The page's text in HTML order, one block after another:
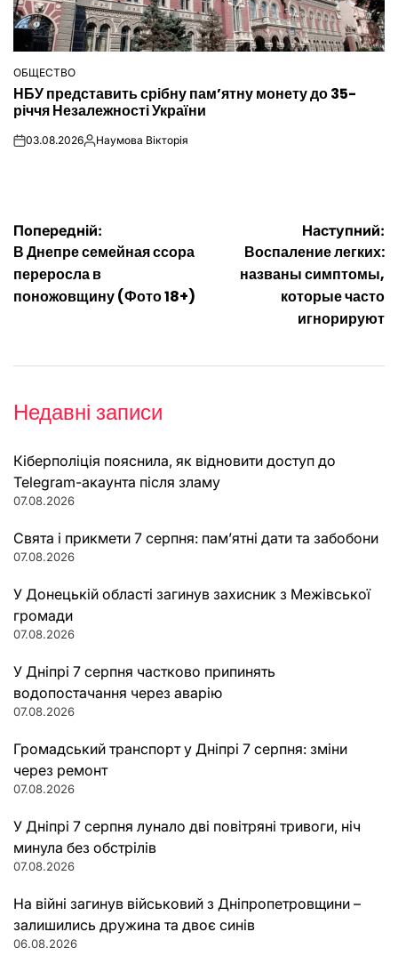
ОПУБЛІКУВАТИ
У
ОБЩЕСТВО
НБУ представить срібну пам’ятну монету до 35-
річчя Незалежності України
on03.08.2026Опубліковано
Наумова Вікторія
Навігація
записів
Попередній:
В Днепре семейная ссора
переросла в
поножовщину (Фото 18+)
Наступний:
Воспаление легких:
названы симптомы,
которые часто
игнорируют
Недавні записи
Кіберполіція пояснила, як відновити доступ до
Telegram-акаунта після зламу
07.08.2026
Свята і прикмети 7 серпня: пам’ятні дати та забобони
07.08.2026
У Донецькій області загинув захисник з Межівської
громади
07.08.2026
У Дніпрі 7 серпня частково припинять
водопостачання через аварію
07.08.2026
Громадський транспорт у Дніпрі 7 серпня: зміни
через ремонт
07.08.2026
У Дніпрі 7 серпня лунало дві повітряні тривоги, ніч
минула без обстрілів
07.08.2026
На війні загинув військовий з Дніпропетровщини –
залишились дружина та двоє синів
06.08.2026